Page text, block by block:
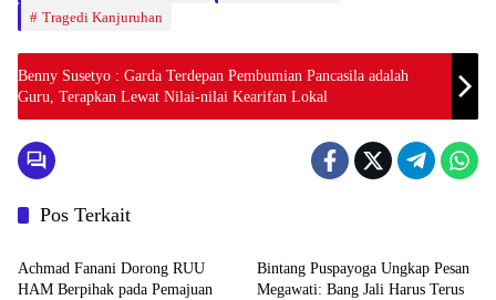
Tragedi Kanjuruhan
Benny Susetyo : Garda Terdepan Pembumian Pancasila adalah
Guru, Terapkan Lewat Nilai-nilai Kearifan Lokal
Pos Terkait
News
Achmad Fanani Dorong RUU
HAM Berpihak pada Pemajuan
Bintang Puspayoga Ungkap Pesan
Megawati: Bang Jali Harus Terus